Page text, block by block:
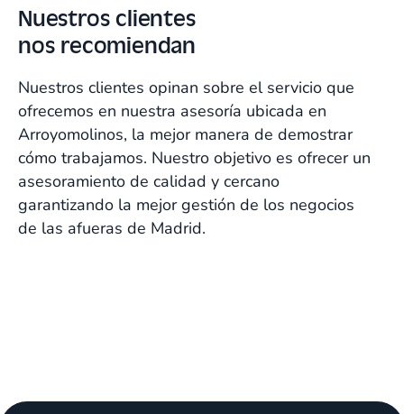
Garantizan rapidez, integración,
digitalización, cercanía y
profesionalidad. Nos ayudan cada
día, en todos los procesos.
Fatima Guillén,
CEO de MCI Group
Nuestros clientes
nos recomiendan
Nuestros clientes opinan sobre el servicio que
ofrecemos en nuestra asesoría ubicada en
Arroyomolinos, la mejor manera de demostrar
cómo trabajamos. Nuestro objetivo es ofrecer un
asesoramiento de calidad y cercano
garantizando la mejor gestión de los negocios
de las afueras de Madrid.